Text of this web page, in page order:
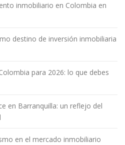
inmobiliario en Colombia en
destino de inversión inmobiliaria
para 2026: lo que debes
en Barranquilla: un reflejo del
en el mercado inmobiliario